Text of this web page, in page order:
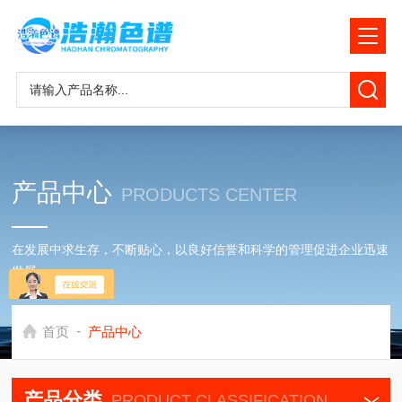
产品中心 PRODUCTS CENTER
在发展中求生存，不断贴心，以良好信誉和科学的管理促进企业迅速
发展
首页 - 产品中心